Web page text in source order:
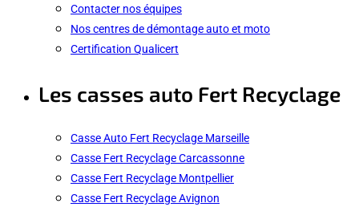
Contacter nos équipes
Nos centres de démontage auto et moto
Certification Qualicert
Les casses auto Fert Recyclage
Casse Auto Fert Recyclage Marseille
Casse Fert Recyclage Carcassonne
Casse Fert Recyclage Montpellier
Casse Fert Recyclage Avignon